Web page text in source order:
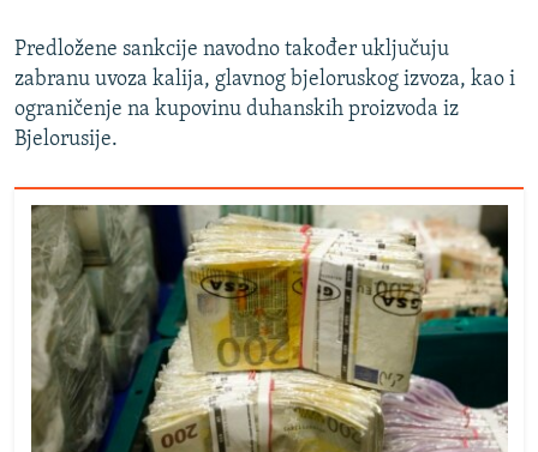
Predložene sankcije navodno također uključuju
zabranu uvoza kalija, glavnog bjeloruskog izvoza, kao i
ograničenje na kupovinu duhanskih proizvoda iz
Bjelorusije.